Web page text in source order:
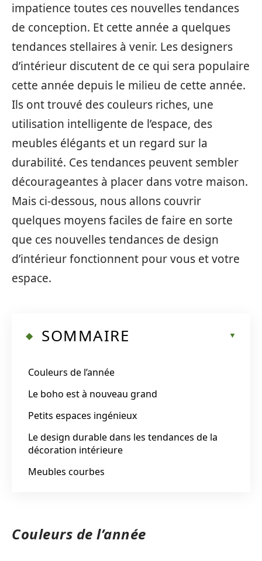
impatience toutes ces nouvelles tendances
de conception. Et cette année a quelques
tendances stellaires à venir. Les designers
d’intérieur discutent de ce qui sera populaire
cette année depuis le milieu de cette année.
Ils ont trouvé des couleurs riches, une
utilisation intelligente de l’espace, des
meubles élégants et un regard sur la
durabilité. Ces tendances peuvent sembler
décourageantes à placer dans votre maison.
Mais ci-dessous, nous allons couvrir
quelques moyens faciles de faire en sorte
que ces nouvelles tendances de design
d’intérieur fonctionnent pour vous et votre
espace.
SOMMAIRE
Couleurs de l’année
Le boho est à nouveau grand
Petits espaces ingénieux
Le design durable dans les tendances de la
décoration intérieure
Meubles courbes
Couleurs de l’année